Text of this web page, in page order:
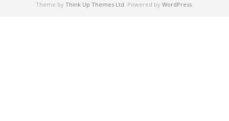
Theme by Think Up Themes Ltd. Powered by WordPress.